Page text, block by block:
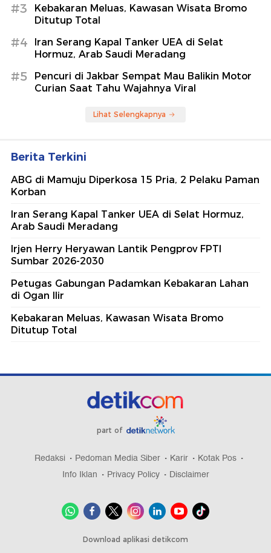
#3
Kebakaran Meluas, Kawasan Wisata Bromo
Ditutup Total
#4
Iran Serang Kapal Tanker UEA di Selat
Hormuz, Arab Saudi Meradang
#5
Pencuri di Jakbar Sempat Mau Balikin Motor
Curian Saat Tahu Wajahnya Viral
Lihat Selengkapnya
Berita Terkini
ABG di Mamuju Diperkosa 15 Pria, 2 Pelaku Paman
Korban
Iran Serang Kapal Tanker UEA di Selat Hormuz,
Arab Saudi Meradang
Irjen Herry Heryawan Lantik Pengprov FPTI
Sumbar 2026-2030
Petugas Gabungan Padamkan Kebakaran Lahan
di Ogan Ilir
Kebakaran Meluas, Kawasan Wisata Bromo
Ditutup Total
part of
Redaksi Pedoman Media Siber Karir
Kotak Pos
Info Iklan
Privacy Policy Disclaimer
Download aplikasi detikcom